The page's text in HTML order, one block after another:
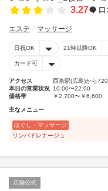
3.27 口
エステ マッサージ
日祝OK 21時以降OK
カード可
アクセス
西条駅(広島)から
本日の営業状況 10:00〜22:00
価格帯
￥2,700〜￥6,600
主なメニュー
ほぐし・マッサージ
リンパドレナージュ
店舗公式